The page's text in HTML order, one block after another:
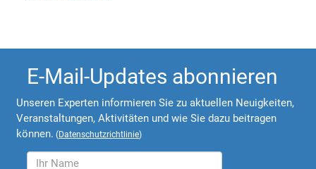
E-Mail-Updates abonnieren
Unseren Experten informieren Sie zu aktuellen Neuigkeiten,
Veranstaltungen, Aktivitäten und wie Sie dazu beitragen
können. (Datenschutzrichtlinie)